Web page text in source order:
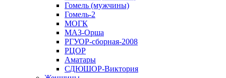
Гомель (мужчины)
Гомель-2
МОГК
МАЗ-Орша
РГУОР-сборная-2008
РЦОР
Аматары
СДЮШОР-Виктория